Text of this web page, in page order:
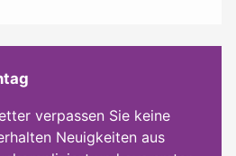
verpassen Sie keine
Neuigkeiten aus